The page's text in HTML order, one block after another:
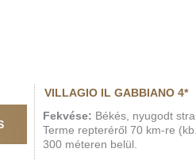
VILLAGIO IL GABBIANO 4*
Fekvése: Békés, nyugodt
Terme repteréről 70 km-re
300 méteren belül.